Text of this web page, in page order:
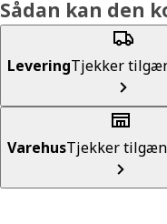
Sådan kan den
LeveringTjekker
VarehusTjekker